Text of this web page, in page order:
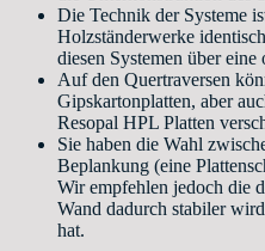
Die Technik der Systeme
Holzständerwerke
diesen Systemen über
Auf den Quertraversen
Gipskartonplatten, aber
Resopal HPL Platten
Sie haben die Wahl
Beplankung (eine
Wir empfehlen jedoch die
Wand dadurch stabiler
hat.